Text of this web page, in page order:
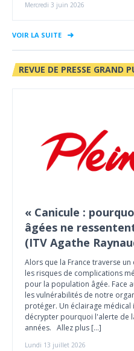
Mercredi 3 juin 2026
VOIR LA SUITE
REVUE DE PRESSE GRAND
« Canicule :
âgées ne
(ITV Agathe
Alors que la France traverse
les risques de complications
pour la population âgée. Face
les vulnérabilités de notre
protéger. Un éclairage
décrypter pourquoi l'alerte de
années. Allez plus […]
Lundi 13 juillet 2026